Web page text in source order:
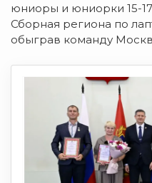
юниоры и юниорки 15-17
Сборная региона по
обыграв команду